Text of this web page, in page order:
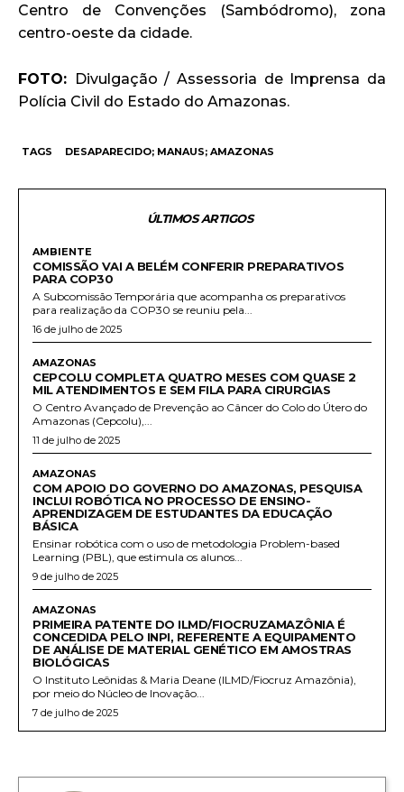
Centro de Convenções (Sambódromo), zona
centro-oeste da cidade.
FOTO: Divulgação / Assessoria de Imprensa da
Polícia Civil do Estado do Amazonas.
TAGS DESAPARECIDO; MANAUS; AMAZONAS
ÚLTIMOS ARTIGOS
AMBIENTE
COMISSÃO VAI A BELÉM CONFERIR PREPARATIVOS
PARA COP30
A Subcomissão Temporária que acompanha os preparativos
para realização da COP30 se reuniu pela...
16 de julho de 2025
AMAZONAS
CEPCOLU COMPLETA QUATRO MESES COM QUASE 2
MIL ATENDIMENTOS E SEM FILA PARA CIRURGIAS
O Centro Avançado de Prevenção ao Câncer do Colo do Útero do
Amazonas (Cepcolu),...
11 de julho de 2025
AMAZONAS
COM APOIO DO GOVERNO DO AMAZONAS, PESQUISA
INCLUI ROBÓTICA NO PROCESSO DE ENSINO-
APRENDIZAGEM DE ESTUDANTES DA EDUCAÇÃO
BÁSICA
Ensinar robótica com o uso de metodologia Problem-based
Learning (PBL), que estimula os alunos...
9 de julho de 2025
AMAZONAS
PRIMEIRA PATENTE DO ILMD/FIOCRUZAMAZÔNIA É
CONCEDIDA PELO INPI, REFERENTE A EQUIPAMENTO
DE ANÁLISE DE MATERIAL GENÉTICO EM AMOSTRAS
BIOLÓGICAS
O Instituto Leônidas & Maria Deane (ILMD/Fiocruz Amazônia),
por meio do Núcleo de Inovação...
7 de julho de 2025